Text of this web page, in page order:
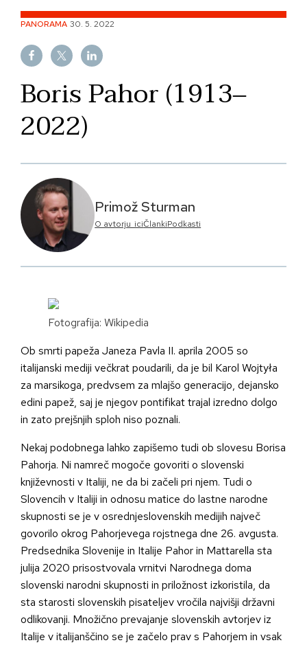
content
PANORAMA 30. 5. 2022
Boris Pahor (1913‒
2022)
Primož Sturman
O avtorju_iciČlankiPodkasti
Fotografija: Wikipedia
Ob smrti papeža Janeza Pavla II. aprila 2005 so
italijanski mediji večkrat poudarili, da je bil Karol Wojtyła
za marsikoga, predvsem za mlajšo generacijo, dejansko
edini papež, saj je njegov pontifikat trajal izredno dolgo
in zato prejšnjih sploh niso poznali.
Nekaj podobnega lahko zapišemo tudi ob slovesu Borisa
Pahorja. Ni namreč mogoče govoriti o slovenski
književnosti v Italiji, ne da bi začeli pri njem. Tudi o
Slovencih v Italiji in odnosu matice do lastne narodne
skupnosti se je v osrednjeslovenskih medijih največ
govorilo okrog Pahorjevega rojstnega dne 26. avgusta.
Predsednika Slovenije in Italije Pahor in Mattarella sta
julija 2020 prisostvovala vrnitvi Narodnega doma
slovenski narodni skupnosti in priložnost izkoristila, da
sta starosti slovenskih pisateljev vročila najvišji državni
odlikovanji. Množično prevajanje slovenskih avtorjev iz
Italije v italijanščino se je začelo prav s Pahorjem in vsak